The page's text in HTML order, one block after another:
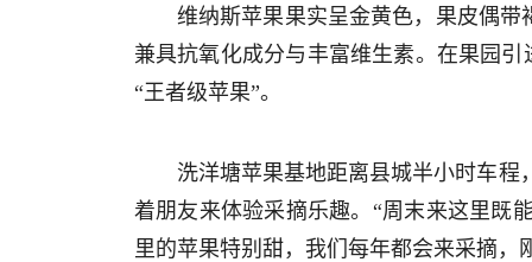
维纳斯苹果果实呈金黄色，果皮偶带
兼具抗氧化成分与丰富维生素。在果园
“王者级苹果”。
洗洋塘苹果基地距离县城半小时车
着朋友来体验采摘乐趣。“周末来这里既
里的苹果特别甜，我们每年都会来采摘